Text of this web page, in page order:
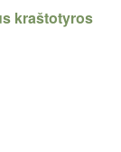
kraštotyros